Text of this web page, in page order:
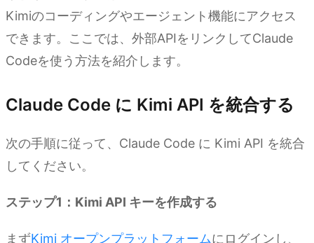
Kimiのコーディングやエージェント機能にアクセス
できます。ここでは、外部APIをリンクしてClaude
Codeを使う方法を紹介します。
Claude Code に Kimi API を統合する
次の手順に従って、Claude Code に Kimi API を統合
してください。
ステップ1：Kimi API キーを作成する
まずKimi オープンプラットフォームにログインし、